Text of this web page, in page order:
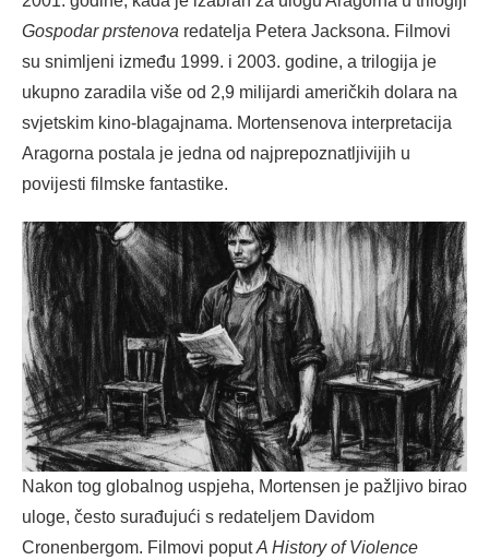
Gospodar prstenova redatelja Petera Jacksona. Filmovi
su snimljeni između 1999. i 2003. godine, a trilogija je
ukupno zaradila više od 2,9 milijardi američkih dolara na
svjetskim kino-blagajnama. Mortensenova interpretacija
Aragorna postala je jedna od najprepoznatljivijih u
povijesti filmske fantastike.
Nakon tog globalnog uspjeha, Mortensen je pažljivo birao
uloge, često surađujući s redateljem Davidom
Cronenbergom. Filmovi poputA History of Violence